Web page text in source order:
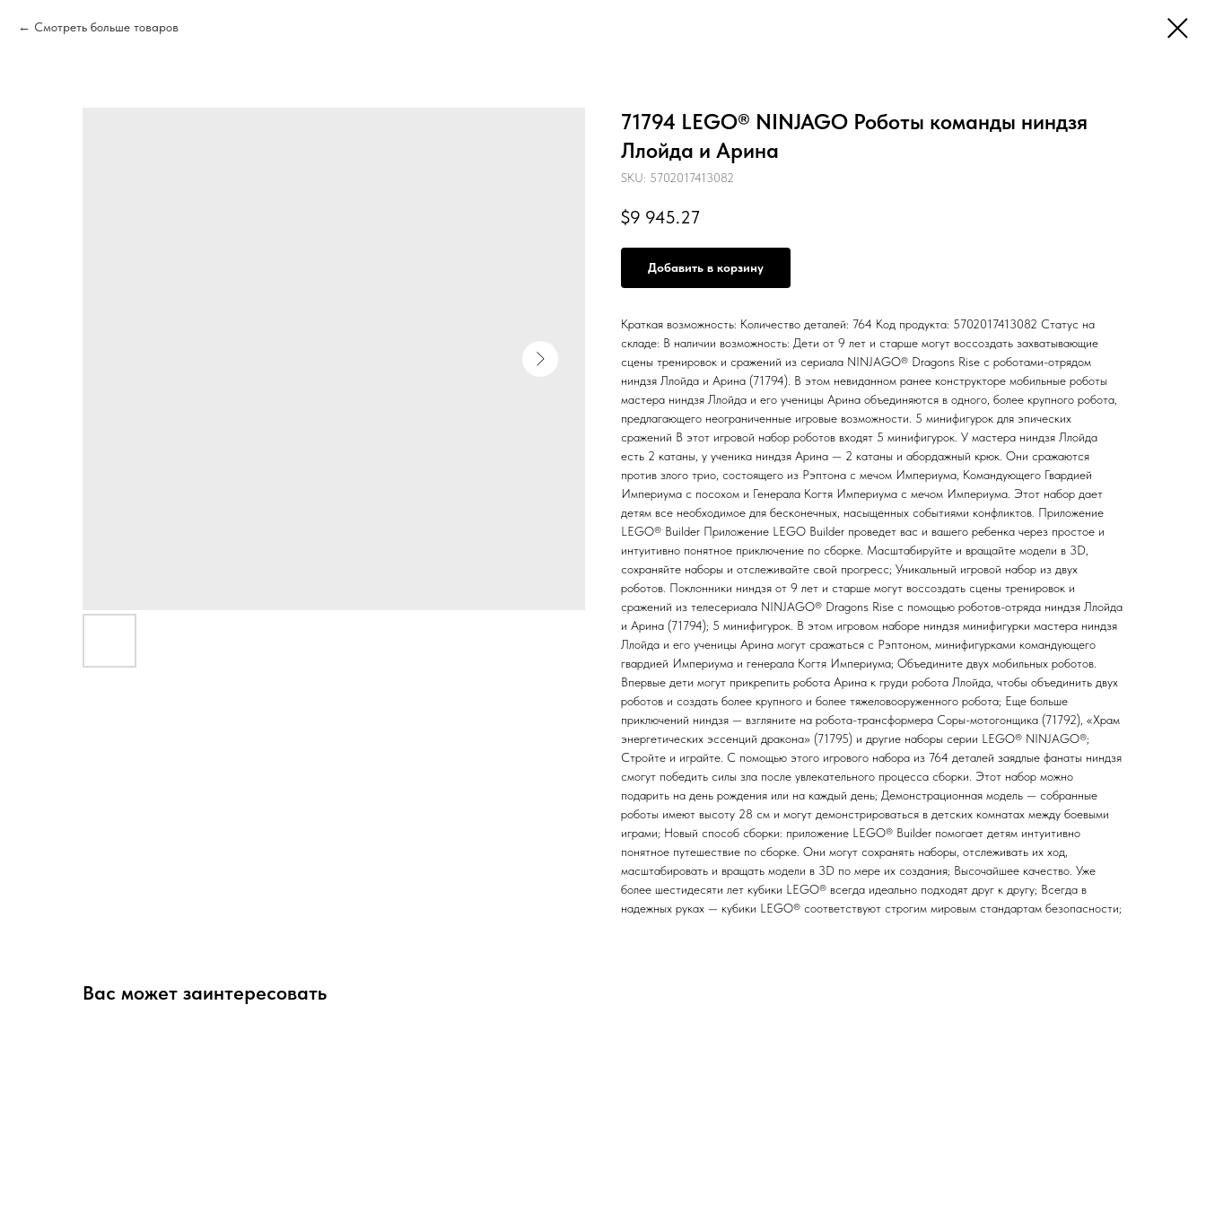
Смотреть больше товаров
71794 LEGO® NINJAGO Роботы команды ниндзя
Ллойда и Арина
SKU: 5702017413082
$9 945.27
Добавить в корзину
Краткая возможность: Количество деталей: 764 Код продукта: 5702017413082 Статус на
складе: В наличии возможность: Дети от 9 лет и старше могут воссоздать захватывающие
сцены тренировок и сражений из сериала NINJAGO® Dragons Rise с роботами-отрядом
ниндзя Ллойда и Арина (71794). В этом невиданном ранее конструкторе мобильные роботы
мастера ниндзя Ллойда и его ученицы Арина объединяются в одного, более крупного робота,
предлагающего неограниченные игровые возможности. 5 минифигурок для эпических
сражений В этот игровой набор роботов входят 5 минифигурок. У мастера ниндзя Ллойда
есть 2 катаны, у ученика ниндзя Арина — 2 катаны и абордажный крюк. Они сражаются
против злого трио, состоящего из Рэптона с мечом Империума, Командующего Гвардией
Империума с посохом и Генерала Когтя Империума с мечом Империума. Этот набор дает
детям все необходимое для бесконечных, насыщенных событиями конфликтов. Приложение
LEGO® Builder Приложение LEGO Builder проведет вас и вашего ребенка через простое и
интуитивно понятное приключение по сборке. Масштабируйте и вращайте модели в 3D,
сохраняйте наборы и отслеживайте свой прогресс; Уникальный игровой набор из двух
роботов. Поклонники ниндзя от 9 лет и старше могут воссоздать сцены тренировок и
сражений из телесериала NINJAGO® Dragons Rise с помощью роботов-отряда ниндзя Ллойда
и Арина (71794); 5 минифигурок. В этом игровом наборе ниндзя минифигурки мастера ниндзя
Ллойда и его ученицы Арина могут сражаться с Рэптоном, минифигурками командующего
гвардией Империума и генерала Когтя Империума; Объедините двух мобильных роботов.
Впервые дети могут прикрепить робота Арина к груди робота Ллойда, чтобы объединить двух
роботов и создать более крупного и более тяжеловооруженного робота; Еще больше
приключений ниндзя — взгляните на робота-трансформера Соры-мотогонщика (71792), «Храм
энергетических эссенций дракона» (71795) и другие наборы серии LEGO® NINJAGO®;
Стройте и играйте. С помощью этого игрового набора из 764 деталей заядлые фанаты ниндзя
смогут победить силы зла после увлекательного процесса сборки. Этот набор можно
подарить на день рождения или на каждый день; Демонстрационная модель — собранные
роботы имеют высоту 28 см и могут демонстрироваться в детских комнатах между боевыми
играми; Новый способ сборки: приложение LEGO® Builder помогает детям интуитивно
понятное путешествие по сборке. Они могут сохранять наборы, отслеживать их ход,
масштабировать и вращать модели в 3D по мере их создания; Высочайшее качество. Уже
более шестидесяти лет кубики LEGO® всегда идеально подходят друг к другу; Всегда в
надежных руках — кубики LEGO® соответствуют строгим мировым стандартам безопасности;
Вас может заинтересовать